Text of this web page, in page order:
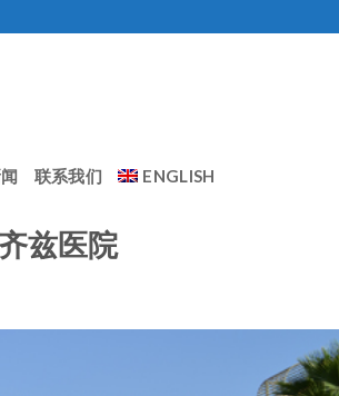
联系我们 ENGLISH
兹医院